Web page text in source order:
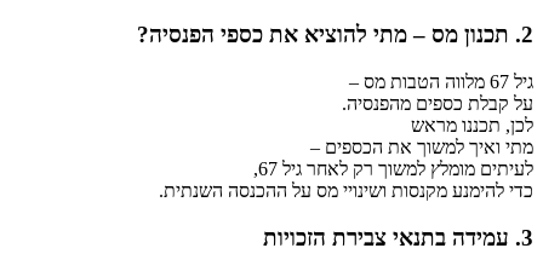
2. תכנון מס – מתי להוציא את כספי הפנסיה?
גיל 67 מלווה הטבות מס –
על קבלת כספים מהפנסיה.
לכן, תכננו מראש
מתי ואיך למשוך את הכספים –
לעיתים מומלץ למשוך רק לאחר גיל 67,
כדי להימנע מקנסות ושינויי מס על ההכנסה השנתית.
3. עמידה בתנאי צבירת הזכויות